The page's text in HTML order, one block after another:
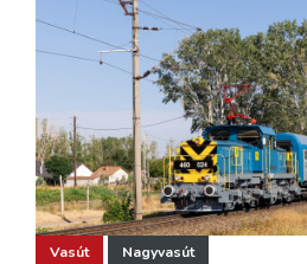
Vasút Nagyvasút